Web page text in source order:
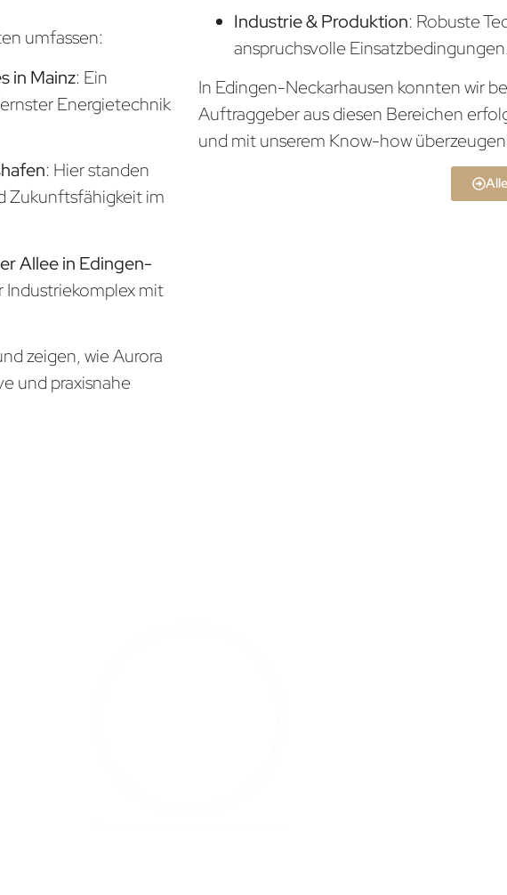
umfassen:
in Mainz: Ein
Energietechnik
: Hier standen
Zukunftsfähigkeit im
Allee in Edingen-
Industriekomplex mit
zeigen, wie Aurora
und praxisnahe
Industrie & Produktion: Robuste
anspruchsvolle
In Edingen-Neckarhausen konnten wir
Auftraggeber aus diesen Bereichen
und mit unserem Know-how